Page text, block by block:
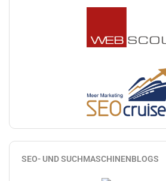
SEO- UND SUCHMASCHINENBLOGS